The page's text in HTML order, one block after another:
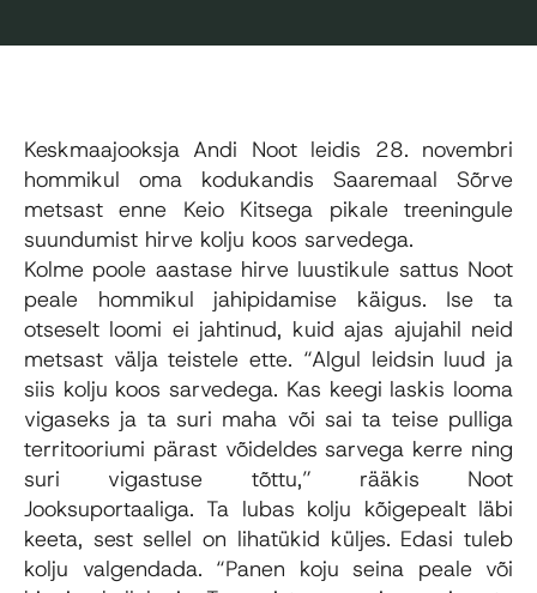
Keskmaajooksja Andi Noot leidis 28. novembri
hommikul oma kodukandis Saaremaal Sõrve
metsast enne Keio Kitsega pikale treeningule
suundumist hirve kolju koos sarvedega.
Kolme poole aastase hirve luustikule sattus Noot
peale hommikul jahipidamise käigus. Ise ta
otseselt loomi ei jahtinud, kuid ajas ajujahil neid
metsast välja teistele ette. “Algul leidsin luud ja
siis kolju koos sarvedega. Kas keegi laskis looma
vigaseks ja ta suri maha või sai ta teise pulliga
territooriumi pärast võideldes sarvega kerre ning
suri vigastuse tõttu,” rääkis Noot
Jooksuportaaliga. Ta lubas kolju kõigepealt läbi
keeta, sest sellel on lihatükid küljes. Edasi tuleb
kolju valgendada. “Panen koju seina peale või